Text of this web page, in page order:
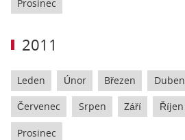
Prosinec
2011
Leden Únor Březen Duben
Červenec Srpen Září Říjen
Prosinec